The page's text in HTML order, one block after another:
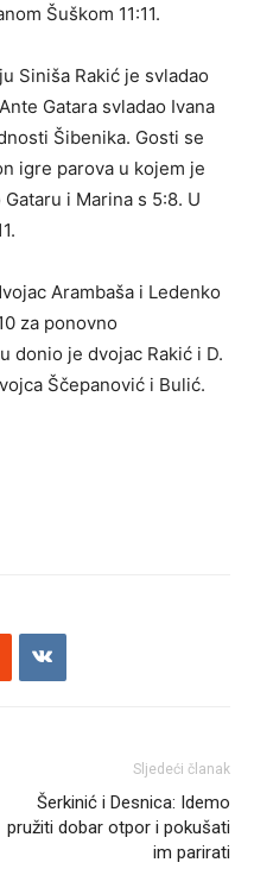
Šuškom 11:11.
Siniša Rakić je svladao
Gatara svladao Ivana
Šibenika. Gosti se
igre parova u kojem je
i Marina s 5:8. U
Arambaša i Ledenko
za ponovno
donio je dvojac Rakić i D.
Ščepanović i Bulić.
Sljedeći članak
Šerkinić i Desnica: Idemo
pružiti dobar otpor i pokušati
im parirati